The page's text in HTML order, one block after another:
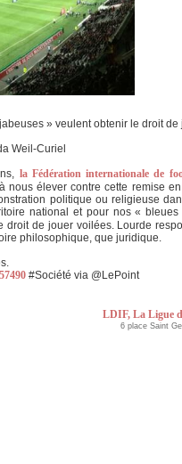
» veulent obtenir le droit
Weil-Curiel
la Fédération internationale de
nous élever contre cette remise
politique ou religieuse
national et pour nos «
droit de jouer voilées. Lourde
philosophique, que juridique.
#Société via @LePoint
LDIF, La Ligue
6 place Saint